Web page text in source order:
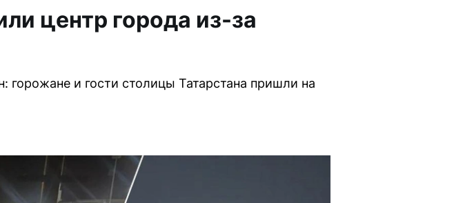
центр города из-за
горожане и гости столицы Татарстана пришли на